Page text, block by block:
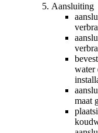
Aansluiting
water
maat